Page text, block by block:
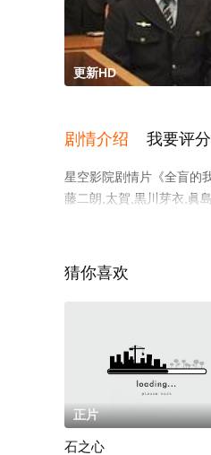
更新HD
剧情介绍 我要评分
星空影院剧情片《全盲的
藤二朗,太賀,黒川芽衣,眞
猜你喜欢
正片
石之心